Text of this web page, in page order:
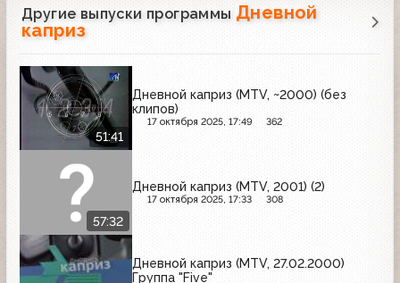
Другие выпуски программы Дневной
каприз
51:41
Дневной каприз (MTV, ~2000) (без
клипов)
17 октября 2025, 17:49 362
57:32
Дневной каприз (MTV, 2001) (2)
17 октября 2025, 17:33 308
Дневной каприз (MTV, 27.02.2000)
Группа "Five"